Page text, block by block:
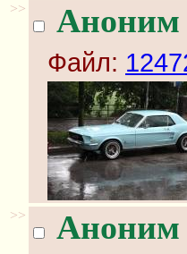
>> Аноним
Файл:
>> Аноним